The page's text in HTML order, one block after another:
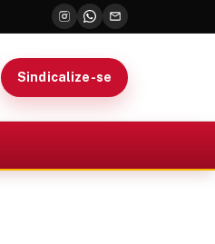
Sindicalize-se